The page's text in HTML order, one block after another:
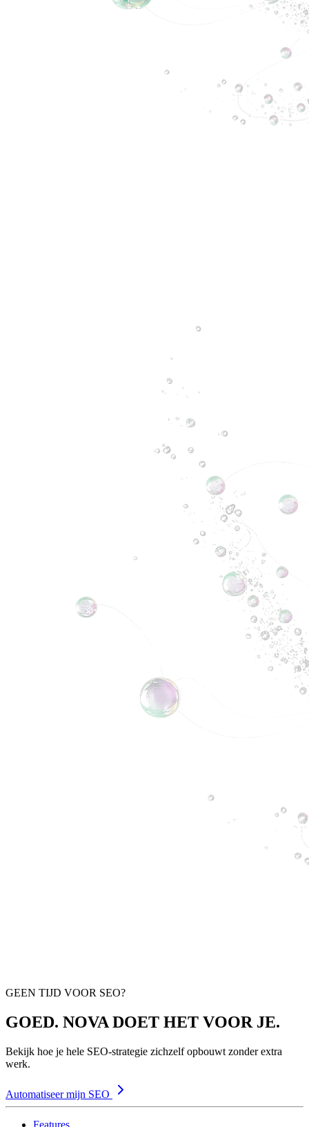
GEEN TIJD VOOR SEO?
GOED. NOVA DOET HET VOOR JE.
Bekijk hoe je hele SEO-strategie zichzelf opbouwt zonder extra
werk.
Automatiseer mijn SEO